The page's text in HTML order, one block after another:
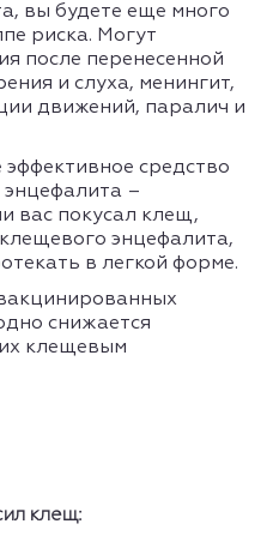
вы будете еще много
риска. Могут
после перенесенной
и слуха, менингит,
движений, паралич и
эффективное средство
–
вас покусал клещ,
энцефалита,
в легкой форме.
снижается
клещевым
клещ: